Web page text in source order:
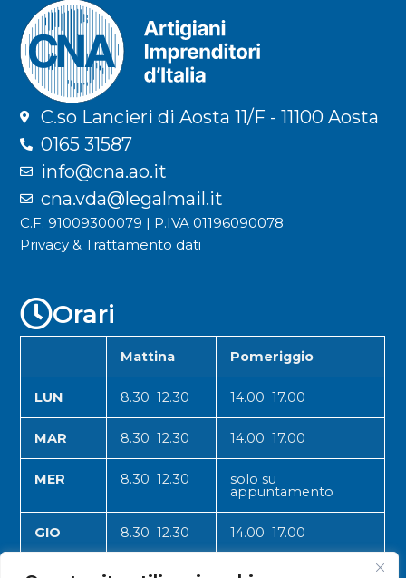
C.so Lancieri di Aosta 11/F - 11100 Aosta
0165 31587
info@cna.ao.it
cna.vda@legalmail.it
C.F. 91009300079 | P.IVA 01196090078
Privacy & Trattamento dati
Orari
Mattina Pomeriggio
LUN 8.30 12.30 14.00 17.00
MAR 8.30 12.30 14.00 17.00
MER 8.30 12.30 solo su
appuntamento
GIO 8.30 12.30 14.00 17.00
VEN 8.30 12.30 14.00 17.00